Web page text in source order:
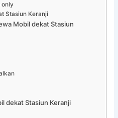
only
Stasiun Keranji
Mobil dekat Stasiun
dekat Stasiun Keranji